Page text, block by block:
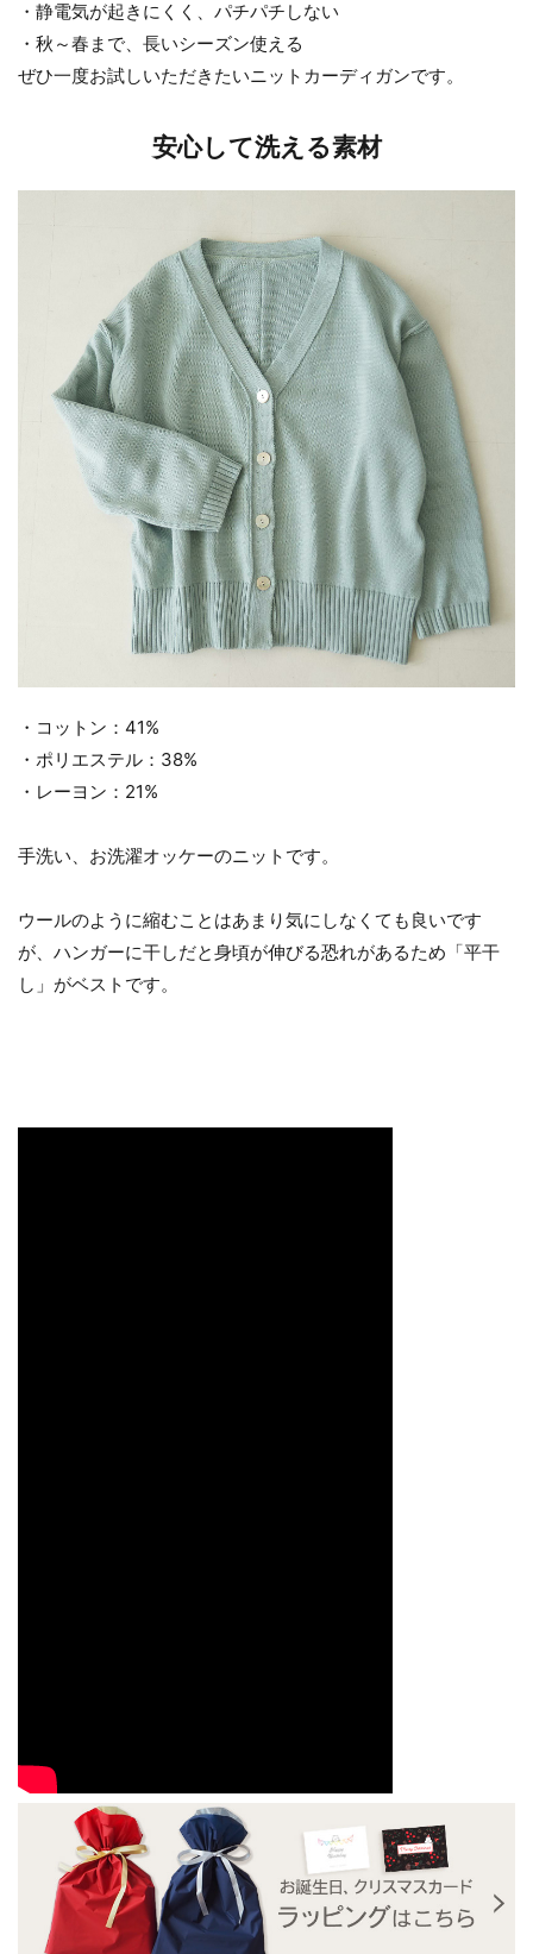
・静電気が起きにくく、パチパチしない
・秋～春まで、長いシーズン使える
ぜひ一度お試しいただきたいニットカーディガンです。
安心して洗える素材
・コットン：41%
・ポリエステル：38%
・レーヨン：21%
手洗い、お洗濯オッケーのニットです。
ウールのように縮むことはあまり気にしなくても良いです
が、ハンガーに干しだと身頃が伸びる恐れがあるため「平干
し」がベストです。